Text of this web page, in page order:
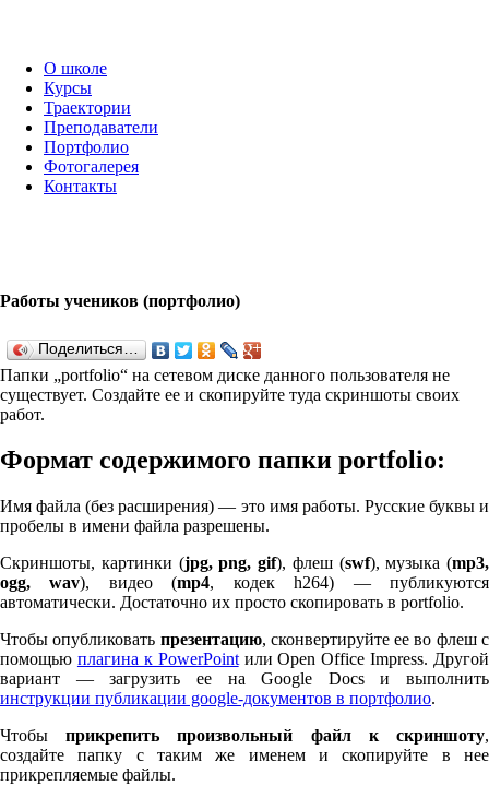
О школе
Курсы
Траектории
Преподаватели
Портфолио
Фотогалерея
Контакты
Работы учеников (портфолио)
Поделиться…
Папки „port­fo­lio“ на сетевом диске данного пользователя не
существует. Создайте ее и скопируйте туда скриншоты своих
работ.
Формат содержимого папки port­fo­lio:
Имя файла (без расширения) — это имя работы. Русские буквы и
пробелы в имени файла разрешены.
Скриншоты, картинки (jpg, png, gif), флеш (swf), музыка (mp3,
ogg, wav), видео (mp4, кодек h264) — публикуются
автоматически. Достаточно их просто скопировать в port­fo­lio.
Чтобы опубликовать презентацию, сконвертируйте ее во флеш с
помощью плагина к Pow­er­Pointили Open Office Impress. Другой
вариант — загрузить ее на Google Docs и выполнить
инструкции публикации google-документов в портфолио.
Чтобыприкрепить произвольный файл к скриншоту,
создайте папку с таким же именем и скопируйте в нее
прикрепляемые файлы.